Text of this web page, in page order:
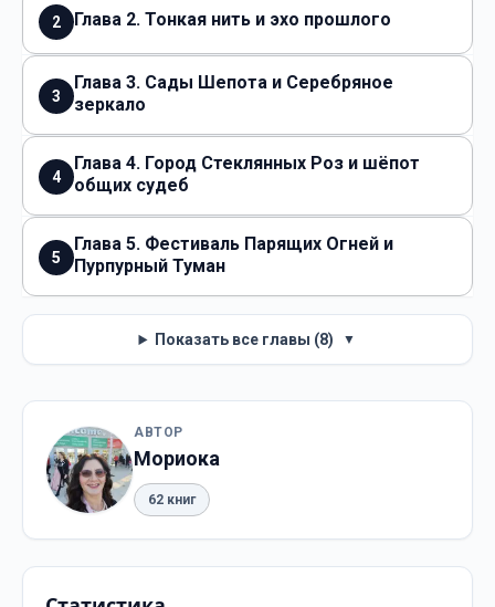
2 Глава 2. Тонкая нить и эхо прошлого
3
Глава 3. Сады Шепота и Серебряное
зеркало
4
Глава 4. Город Стеклянных Роз и шёпот
общих судеб
5
Глава 5. Фестиваль Парящих Огней и
Пурпурный Туман
Показать все главы (8) ▼
АВТОР
Мориока
62 книг